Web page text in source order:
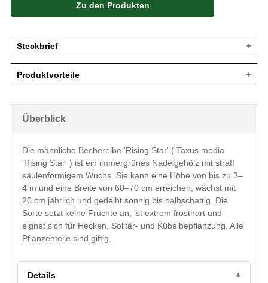
Zu den Produkten
Steckbrief
Zuwachs
Wuchsbreite
60 - 70 cm
Wuchsform
Frucht
Kein Fruchtansatz
Blüte
Keine
Rinde
Rotbraun
Boden
Relativ standorttolerant, bevorzugt frische
bis feuchte, nahrhafte und durchlässige
Böden
Sonnig bis halbschattig
Verwendung
Heckenelement, Solitärstellung,
Kübelbepflanzung, sehr gut formbar
Produktvorteile
verzeiht jeglichen Rückschnitt
standorttolerant
keine Frucht
extrem kompakter Aufbau
verträgt keine extreme Trockenheit
verträgt keine Staunässe
maximal empfohlene Heckenhöhe 3 m
geringer Jahreszuwachs
Überblick
Die männliche Bechereibe 'Rising Star' ( Taxus media
'Rising Star' ) ist ein immergrünes Nadelgehölz mit straff
säulenförmigem Wuchs. Sie kann eine Höhe von bis zu 3–
4 m und eine Breite von 60–70 cm erreichen, wächst mit
20 cm jährlich und gedeiht sonnig bis halbschattig. Die
Sorte setzt keine Früchte an, ist extrem frosthart und
eignet sich für Hecken, Solitär- und Kübelbepflanzung. Alle
Pflanzenteile sind giftig.
Details